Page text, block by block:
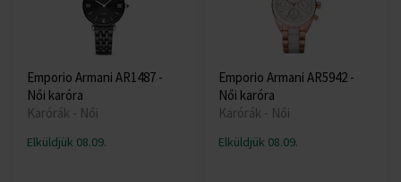
Emporio Armani AR1487 -
Női karóra
Karórák - Női
Elküldjük 08.09.
Emporio Armani AR5942 -
Női karóra
Karórák - Női
Elküldjük 08.09.